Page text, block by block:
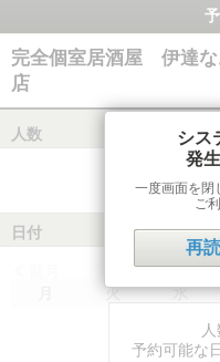
完全個室居酒屋 伊達
店
人数
日付
火 水
予約可能な
シス
発
一度画面を閉
ご
再